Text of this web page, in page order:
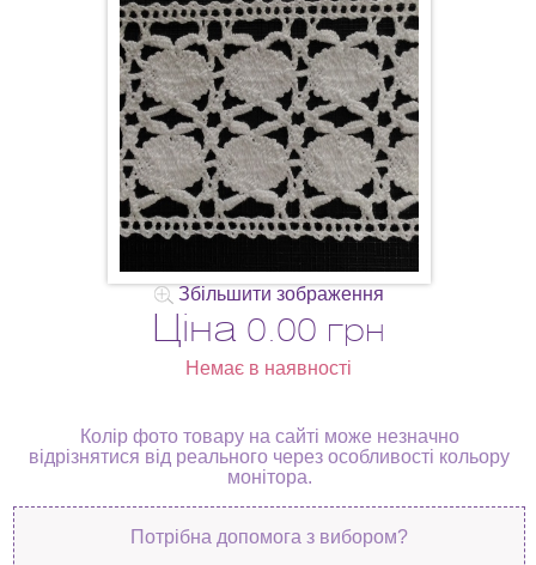
Збільшити зображення
Ціна 0.00 грн
Немає в наявності
Колір фото товару на сайті може незначно
відрізнятися від реального через особливості кольору
монітора.
Потрібна допомога з вибором?